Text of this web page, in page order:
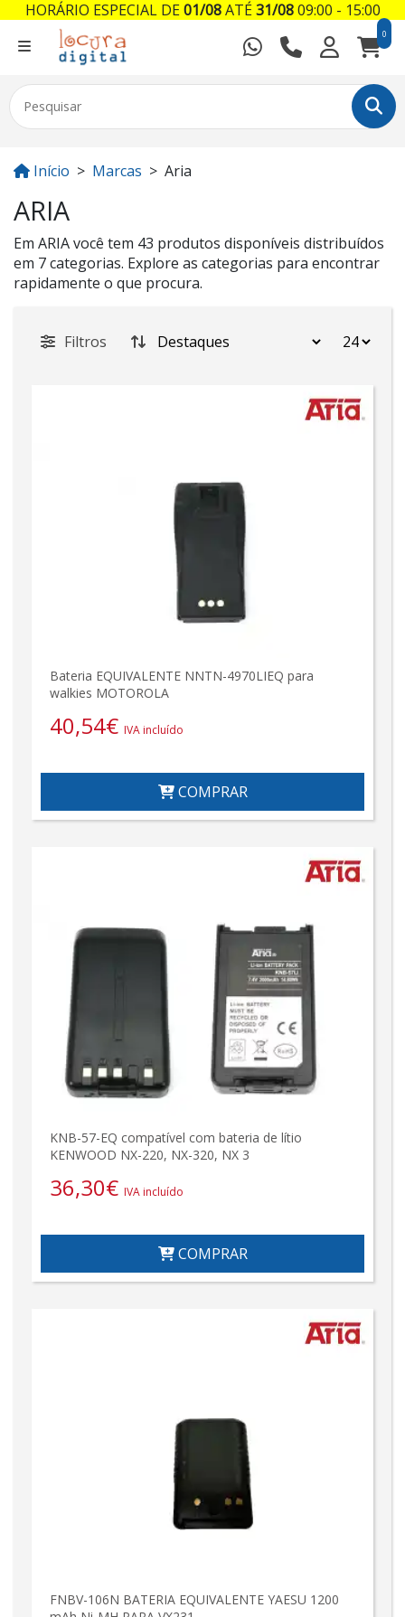
0
Início Marcas Aria
ARIA
Em ARIA você tem 43 produtos disponíveis distribuídos
em 7 categorias. Explore as categorias para encontrar
rapidamente o que procura.
Filtros
Bateria EQUIVALENTE NNTN-4970LIEQ para
walkies MOTOROLA
40,54€ IVA incluído
COMPRAR
KNB-57-EQ compatível com bateria de lítio
KENWOOD NX-220, NX-320, NX 3
36,30€ IVA incluído
COMPRAR
FNBV-106N BATERIA EQUIVALENTE YAESU 1200
HORÁRIO ESPECIAL DE01/08ATÉ31/0809:00 - 15:00